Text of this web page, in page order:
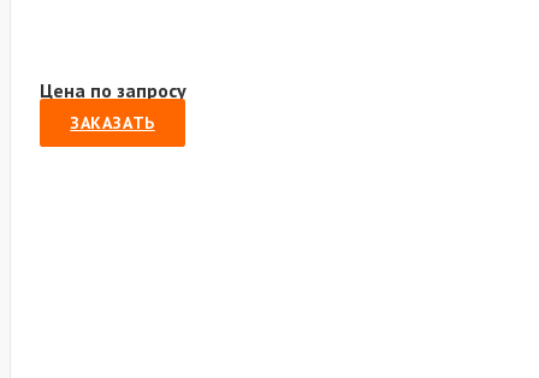
Цена по запросу
ЗАКАЗАТЬ